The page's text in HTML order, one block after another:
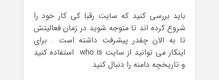
باید بررسی کنید که سایت رقبا کی کار خود را
شروع کرده اند تا متوجه شوید در زمان فعالیتش
تا به الان چقدر پیشرفت داشته است . برای
اینکار می توانید از سایت who.is استفاده کنید
و تاریخچه دامنه را دنبال کنید.